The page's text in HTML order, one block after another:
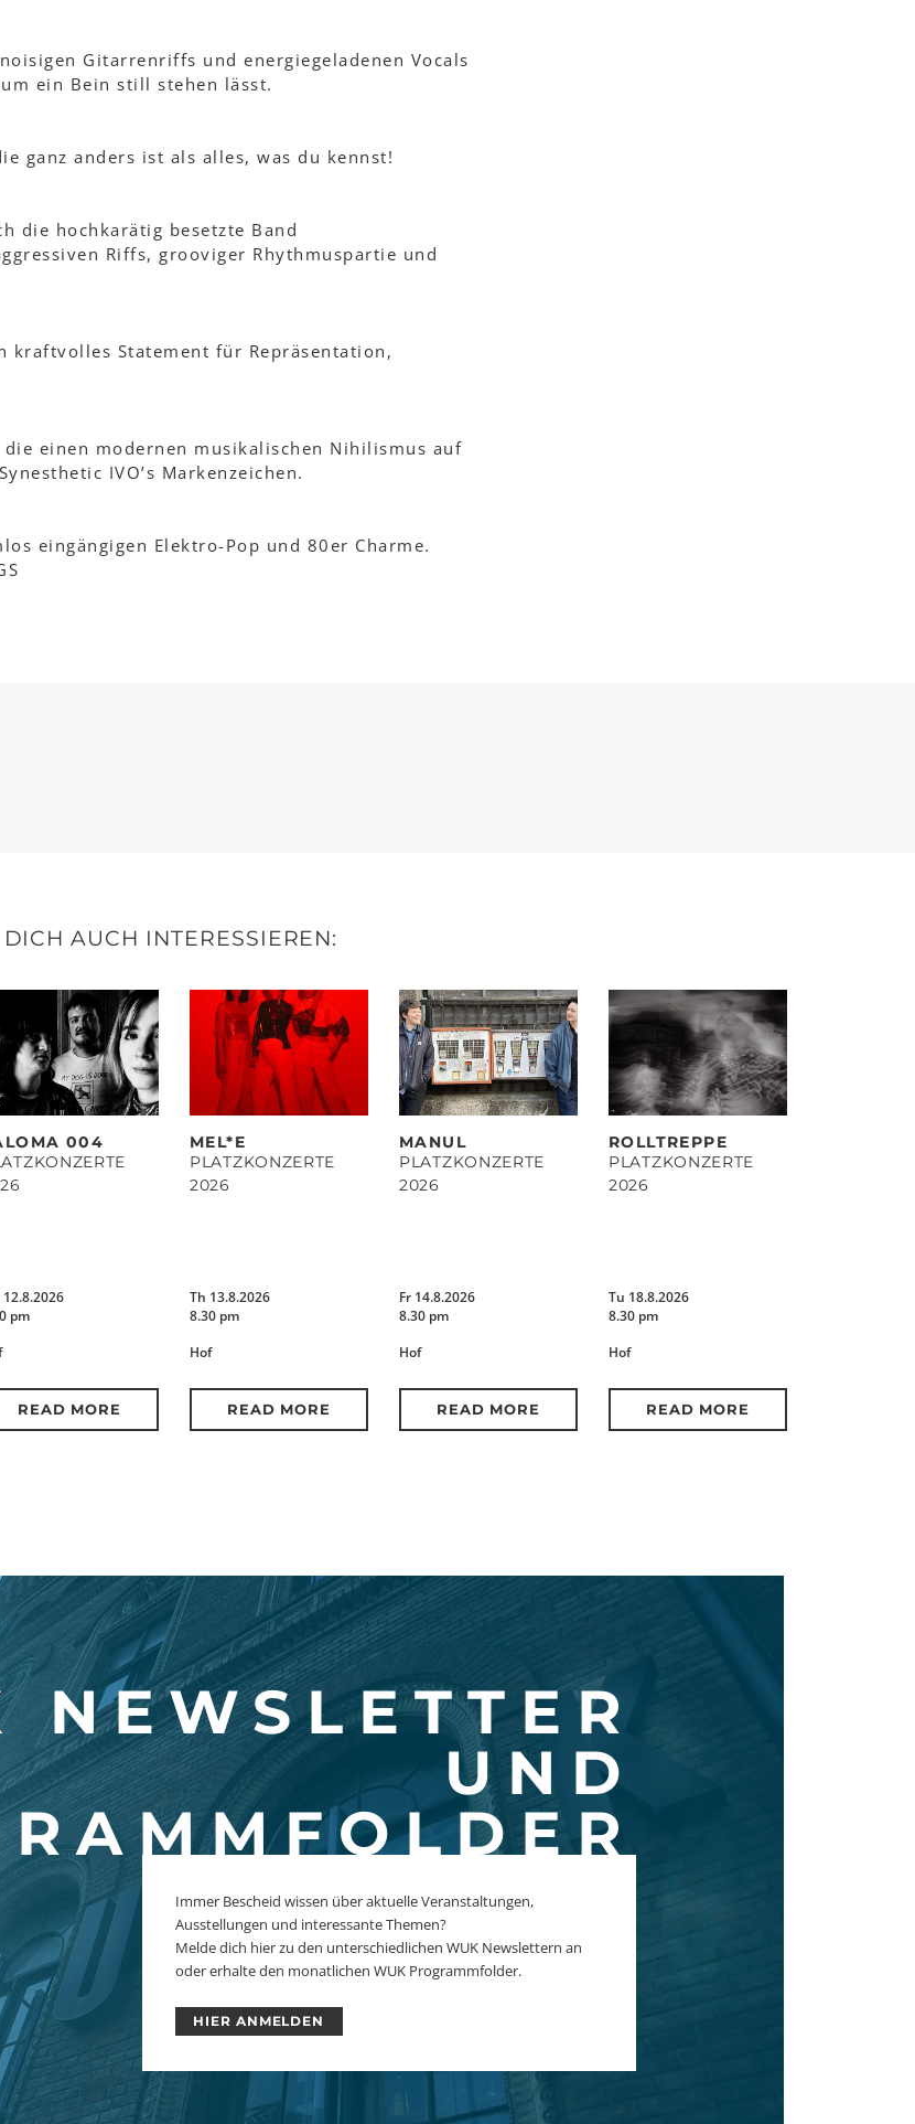
Gitarrenriffs und energiegeladenen Vocals
ein Bein still stehen lässt.
ganz anders ist als alles, was du kennst!
die hochkarätig besetzte Band
Riffs, grooviger Rhythmuspartie und
Statement für Repräsentation,
einen modernen musikalischen Nihilismus auf
IVO’s Markenzeichen.
eingängigen Elektro-Pop und 80er Charme.
AUCH INTERESSIEREN:
004
12.8.2026
pm
READ MORE
MEL*E
PLATZKONZERTE
2026
Th 13.8.2026
8.30 pm
Hof
READ MORE
MANUL
PLATZKONZERTE
2026
Fr 14.8.2026
8.30 pm
Hof
READ MORE
ROLLTREPPE
PLATZKONZERTE
2026
Tu 18.8.2026
8.30 pm
Hof
READ MORE
NEWSLETTER
UND
Immer Bescheid wissen über aktuelle Veranstaltungen,
Ausstellungen und interessante Themen?
Melde dich hier zu den unterschiedlichen WUK Newslettern an
oder erhalte den monatlichen WUK Programmfolder.
HIER ANMELDEN